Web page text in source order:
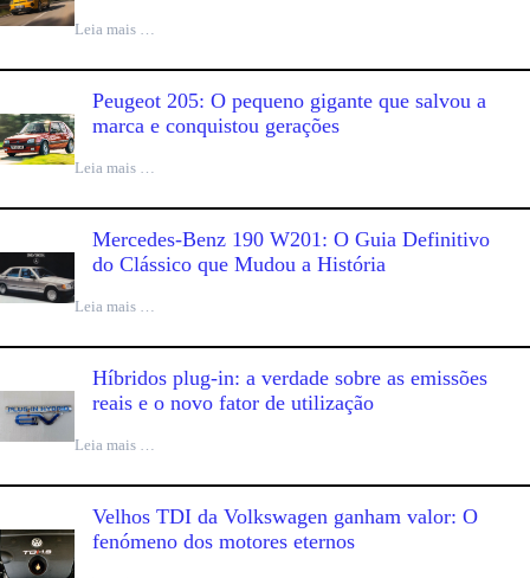
Leia mais …
Peugeot 205: O pequeno gigante que salvou a
marca e conquistou gerações
Leia mais …
Mercedes-Benz 190 W201: O Guia Definitivo
do Clássico que Mudou a História
Leia mais …
Híbridos plug-in: a verdade sobre as emissões
reais e o novo fator de utilização
Leia mais …
Velhos TDI da Volkswagen ganham valor: O
fenómeno dos motores eternos